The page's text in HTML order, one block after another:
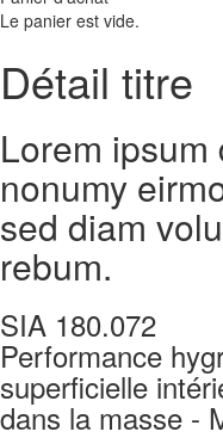
Le panier est vide.
Détail titre
Lorem
nonumy
sed diam
rebum.
SIA 180.072
Performance
superficielle
dans la masse -